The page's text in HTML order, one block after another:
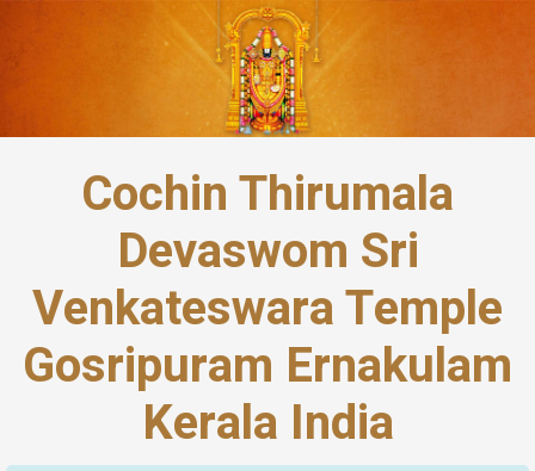
Cochin Thirumala
Devaswom Sri
Venkateswara Temple
Gosripuram Ernakulam
Kerala India